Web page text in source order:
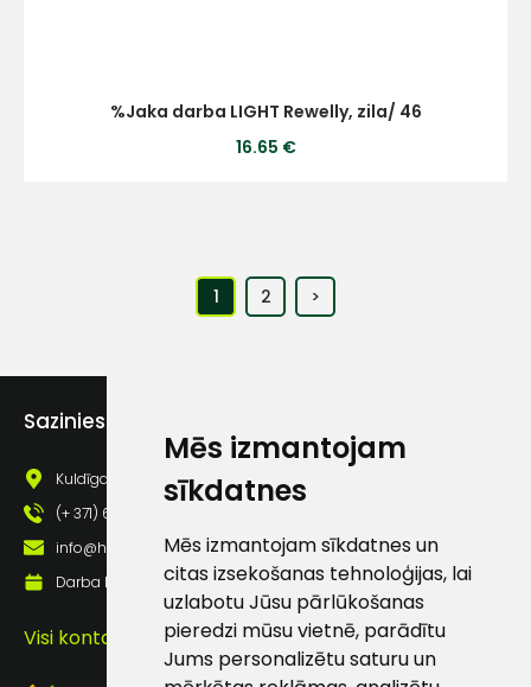
Mēs izmantojam
sīkdatnes
Mēs izmantojam sīkdatnes un
citas izsekošanas tehnoloģijas, lai
uzlabotu Jūsu pārlūkošanas
pieredzi mūsu vietnē, parādītu
Jums personalizētu saturu un
%Jaka darba LIGHT Rewelly, zila/ 46
16.65 €
1 2 >
Sazinies ar mums
Kuldīgas iela 69a, Saldus, Saldus nov., LV - 3801
(+ 371) 63 881 186
info@hards.lv
Darba laiks: Darbadienās: 8:00 - 17:00
Visi kontakti